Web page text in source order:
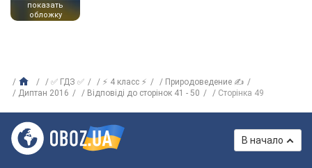
показать
обложку
✅ ГДЗ ✅ ⚡ 4 класс ⚡
Природоведение ✍
Диптан 2016
Відповіді до сторінок 41 - 50 Сторінка 49
В начало